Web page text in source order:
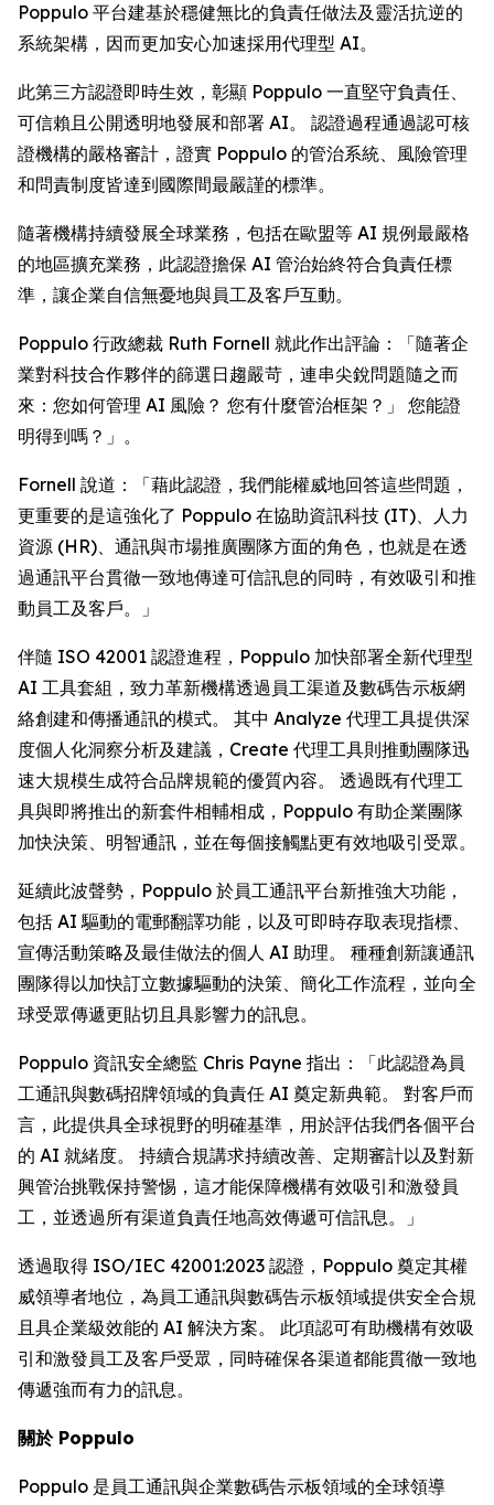
Poppulo 平台建基於穩健無比的負責任做法及靈活抗逆的
系統架構，因而更加安心加速採用代理型 AI。
此第三方認證即時生效，彰顯 Poppulo 一直堅守負責任、
可信賴且公開透明地發展和部署 AI。 認證過程通過認可核
證機構的嚴格審計，證實 Poppulo 的管治系統、風險管理
和問責制度皆達到國際間最嚴謹的標準。
隨著機構持續發展全球業務，包括在歐盟等 AI 規例最嚴格
的地區擴充業務，此認證擔保 AI 管治始終符合負責任標
準，讓企業自信無憂地與員工及客戶互動。
Poppulo 行政總裁 Ruth Fornell 就此作出評論：「隨著企
業對科技合作夥伴的篩選日趨嚴苛，連串尖銳問題隨之而
來：您如何管理 AI 風險？ 您有什麼管治框架？」 您能證
明得到嗎？」。
Fornell 說道：「藉此認證，我們能權威地回答這些問題，
更重要的是這強化了 Poppulo 在協助資訊科技 (IT)、人力
資源 (HR)、通訊與市場推廣團隊方面的角色，也就是在透
過通訊平台貫徹一致地傳達可信訊息的同時，有效吸引和推
動員工及客戶。」
伴隨 ISO 42001 認證進程，Poppulo 加快部署全新代理型
AI 工具套組，致力革新機構透過員工渠道及數碼告示板網
絡創建和傳播通訊的模式。 其中 Analyze 代理工具提供深
度個人化洞察分析及建議， Create 代理工具則推動團隊迅
速大規模生成符合品牌規範的優質內容。 透過既有代理工
具與即將推出的新套件相輔相成，Poppulo 有助企業團隊
加快決策、明智通訊，並在每個接觸點更有效地吸引受眾。
延續此波聲勢，Poppulo 於員工通訊平台新推強大功能，
包括 AI 驅動的電郵翻譯功能，以及可即時存取表現指標、
宣傳活動策略及最佳做法的個人 AI 助理。 種種創新讓通訊
團隊得以加快訂立數據驅動的決策、簡化工作流程，並向全
球受眾傳遞更貼切且具影響力的訊息。
Poppulo 資訊安全總監 Chris Payne 指出：「此認證為員
工通訊與數碼招牌領域的負責任 AI 奠定新典範。 對客戶而
言，此提供具全球視野的明確基準，用於評估我們各個平台
的 AI 就緒度。 持續合規講求持續改善、定期審計以及對新
興管治挑戰保持警惕，這才能保障機構有效吸引和激發員
工，並透過所有渠道負責任地高效傳遞可信訊息。」
透過取得 ISO/IEC 42001:2023 認證，Poppulo 奠定其權
威領導者地位，為員工通訊與數碼告示板領域提供安全合規
且具企業級效能的 AI 解決方案。 此項認可有助機構有效吸
引和激發員工及客戶受眾，同時確保各渠道都能貫徹一致地
傳遞強而有力的訊息。
關於 Poppulo
Poppulo 是員工通訊與企業數碼告示板領域的全球領導